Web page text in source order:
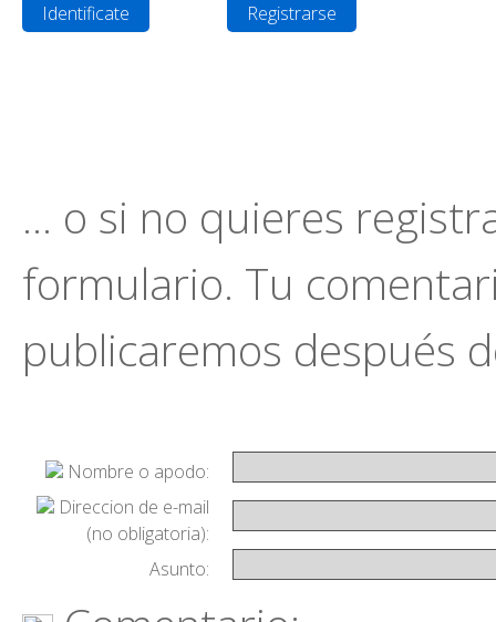
Identificate Registrarse
... o si no quieres
formulario. Tu
publicaremos después
Nombre o apodo:
Direccion de e-mail
(no obligatoria):
Asunto: